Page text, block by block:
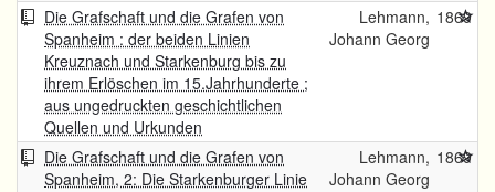
Die Grafschaft und die Grafen von
Spanheim : der beiden Linien
Kreuznach und Starkenburg bis zu
ihrem Erlöschen im 15.Jahrhunderte ;
aus ungedruckten geschichtlichen
Quellen und Urkunden
Lehmann,
Johann Georg
1869
Die Grafschaft und die Grafen von
Spanheim, 2: Die Starkenburger Linie
Lehmann,
Johann Georg
1869